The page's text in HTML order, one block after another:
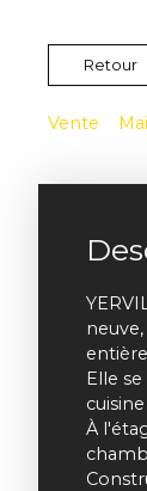
Retour
Vente
Elle
À